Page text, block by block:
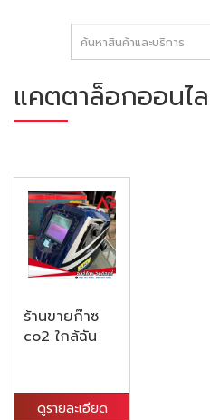
แคตตาล็อกออนไ
ร้านขายก๊าซ
co2 ใกล้ฉัน
ดูรายละเอียด